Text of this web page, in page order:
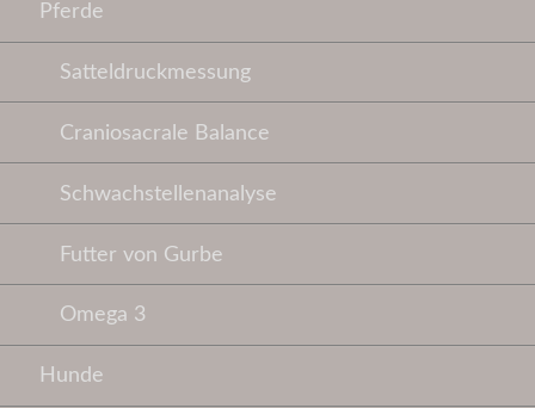
Pferde
Satteldruckmessung
Craniosacrale Balance
Schwachstellenanalyse
Futter von Gurbe
Omega 3
Hunde